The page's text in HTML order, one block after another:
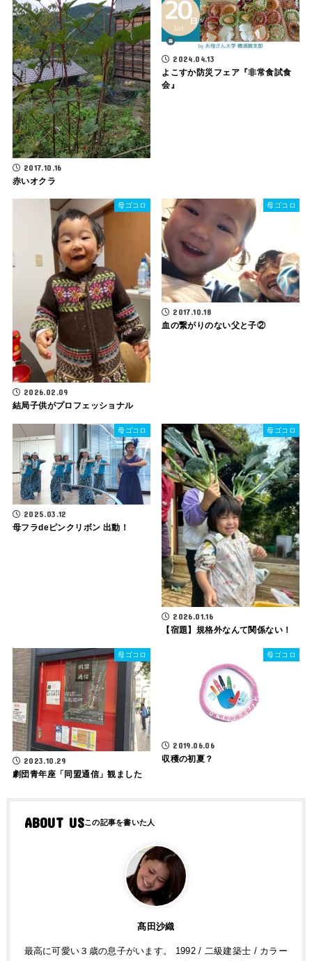
2017.10.16
赤いオクラ
2024.04.13
よこすか防災フェア『非常食試食
会』
母ゴコロ
2026.02.09
結局子供がプロフェッショナル
母ゴコロ
2017.10.18
血の繋がりのない父と子②
母ゴコロ
2025.03.12
母フラdeピンクリボン 出動！
母ゴコロ
2026.01.16
【宿題】規格外なんて関係ない！
母ゴコロ
2023.10.29
劇団青年座「同盟通信」観ました
母ゴコロ
2019.06.06
収穫の初夏？
ABOUT US
髙田沙織
最高に可愛い３歳の息子がいます。 1992 / 二級建築士 / カラー